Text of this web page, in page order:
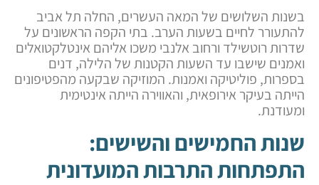
בשנות השלושים של המאה העשרים, החלה תל אביב
להתעורר לחיים בשעות הערב. בתי הקפה הראשונים על
שדרות רוטשילד ורחוב אלנבי משכו אליהם אינטלקטואלים
ואמנים שישבו עד השעות הקטנות של הלילה, דנים
בספרות, פוליטיקה ואמנות. המוזיקה שבקעה מהפטיפונים
הייתה בעיקר אירופאית, והאווירה הייתה אינטימית
ומעודנת.
שנות החמישים והשישים:
התפתחות התרבות המועדונית